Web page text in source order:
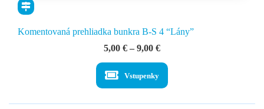
Komentovaná prehliadka bunkra B-S 4 “Lány”
5,00 € – 9,00 €Price
5,00 €
9,00 €
Vstupenky